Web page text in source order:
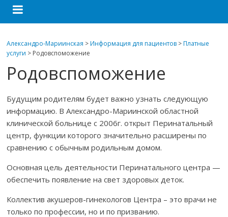
Александро-Мариинская >Информация для пациентов >Платные
услуги > Родовспоможение
Родовспоможение
Будущим родителям будет важно узнать следующую
информацию. В Александро-Мариинской областной
клинической больнице с 2006г. открыт Перинатальный
центр, функции которого значительно расширены по
сравнению с обычным родильным домом.
Основная цель деятельности Перинатального центра —
обеспечить появление на свет здоровых деток.
Коллектив акушеров-гинекологов Центра – это врачи не
только по профессии, но и по призванию.